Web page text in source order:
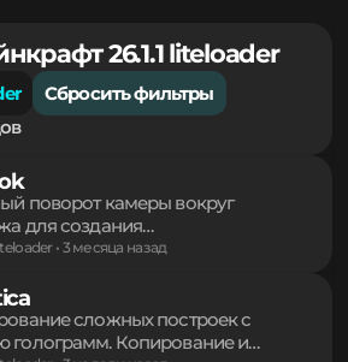
26.1.1 liteloader
Сбросить фильтры
поворот камеры вокруг
для создания
без смены направления
героя. Легкий инструмент
управления обзором в
сложных построек с